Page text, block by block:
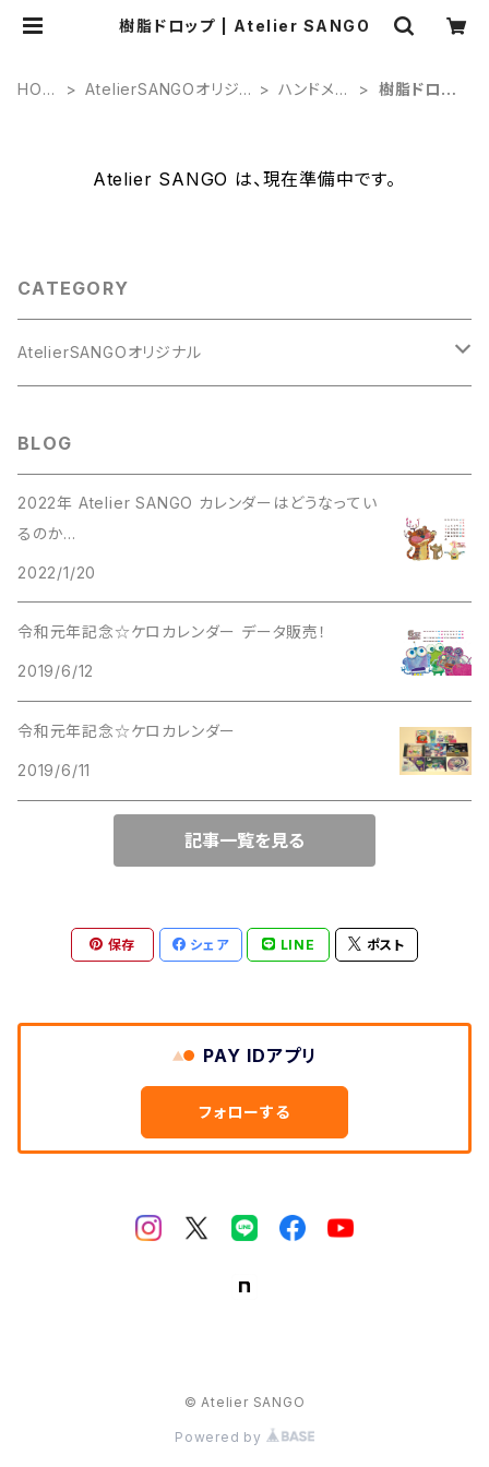
樹脂ドロップ | Atelier SANGO
HOM
AtelierSANGOオリジ
ハンドメイ
樹脂ドロッ
Atelier SANGO は、現在準備中です。
CATEGORY
AtelierSANGOオリジナル
樹脂ブローチ
樹脂マグネット
樹脂ドロップ
型取り人形
クレイ写真
クリアファイル
BLOG
2022年 Atelier SANGO カレンダーはどうなってい
るのか...
2022/1/20
令和元年記念☆ケロカレンダー データ販売！
2019/6/12
令和元年記念☆ケロカレンダー
2019/6/11
記事一覧を見る
保存 シェア LINE ポスト
PAY IDアプリ
フォローする
© Atelier SANGO
Powered by